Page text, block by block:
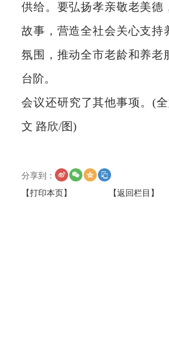
供给。要弘扬孝亲敬老美德
故事，营造全社会关心支持
氛围，推动全市老龄和养老
台阶。
会议还研究了其他事项。(
文 路欣/图)
分享到：
【打印本页】
【返回栏目】